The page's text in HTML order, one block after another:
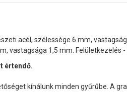
acél, szélessége 6 mm,
vastagsága 1,5 mm. Felületkezelés
értendő.
kínálunk minden gyűrűbe. A